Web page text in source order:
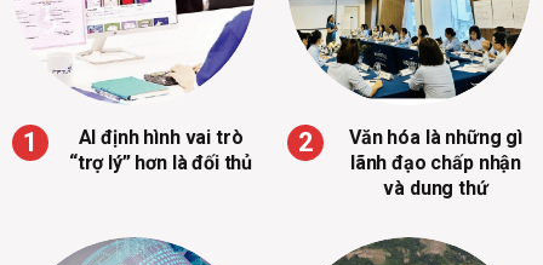
AI định hình vai trò
“trợ lý” hơn là đối thủ
Văn hóa là những gì
lãnh đạo chấp nhận
và dung thứ